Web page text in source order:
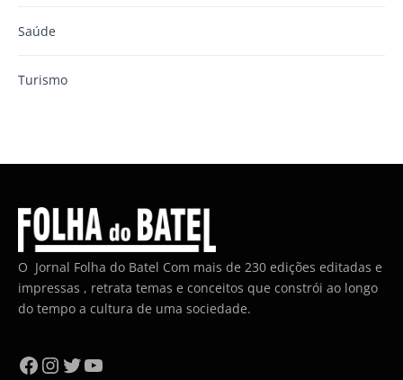
Saúde
Turismo
O Jornal Folha do Batel Com mais de 230 edições editadas e
impressas , retrata temas e conceitos que constrói ao longo
do tempo a cultura de uma sociedade.
Facebook
Instagram
Twitter
YouTube